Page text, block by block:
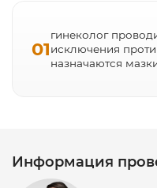
01
гинеколог
исключения
назначаются
Информация